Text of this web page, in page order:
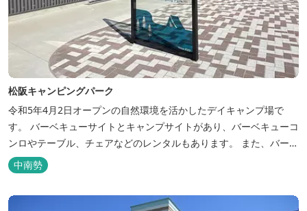
松阪キャンピングパーク
令和5年4月2日オープンの自然環境を活かしたデイキャンプ場で
す。 バーベキューサイトとキャンプサイトがあり、バーベキューコ
ンロやテーブル、チェアなどのレンタルもあります。 また、バーベ
キューサイトは屋根があり雨でも利用いただけます！ 皆さん、ぜひ
ご利用ください！
中南勢